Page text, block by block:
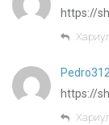
https://
https://